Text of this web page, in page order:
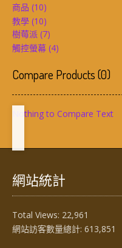
商品 (10)
教學 (10)
樹莓派 (7)
觸控螢幕 (4)
Compare Products(0)
Nothing to Compare Text
網站統計
Total Views: 22,961
網站訪客數量總計: 613,851